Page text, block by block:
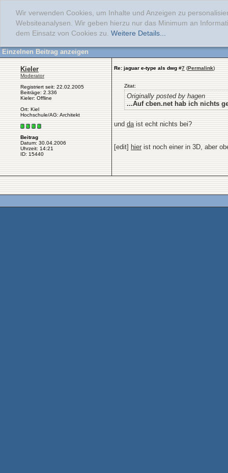
Wir verwenden Cookies, um Inhalte und Anzeigen zu
Websiteanalysen. Wir geben hierzu nur das Minimum an
dem Einsatz von Cookies zu. Weitere Details...
Einzelnen Beitrag anzeigen
Kieler
Moderator
Registriert seit: 22.02.2005
Beiträge: 2.336
Kieler: Offline
Ort: Kiel
Hochschule/AG: Architekt
Beitrag
Datum: 30.04.2006
Uhrzeit: 14:21
ID: 15440
Re: jaguar e-type als dwg #7 (Permalink)
Zitat:
Originally posted by hagen
...Auf cben.net hab ich nichts
und daist echt nichts bei?
[edit] hier ist noch einer in 3D, aber